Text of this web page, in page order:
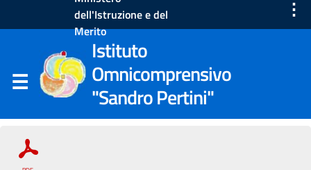
dell'Istruzione e del
Merito
⋮
Istituto
Omnicomprensivo
"Sandro Pertini"